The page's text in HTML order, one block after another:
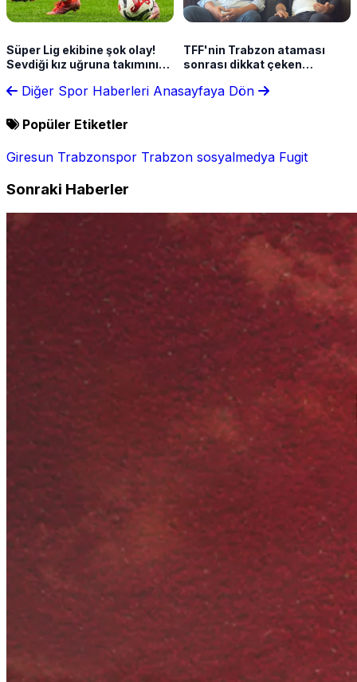
Süper Lig ekibine şok olay!
Sevdiği kız uğruna takımını
TFF'nin Trabzon ataması
sonrası dikkat çeken
yukarıdan atama yapıldı"
Diğer Spor Haberleri Anasayfaya Dön
Popüler Etiketler
Giresun Trabzonspor Trabzon sosyalmedya Fugit
Sonraki Haberler